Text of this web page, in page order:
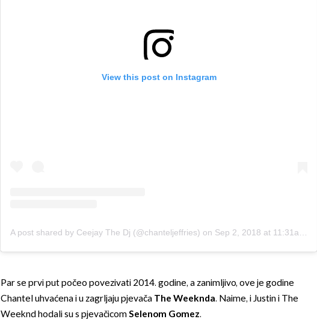
View this post on Instagram
A post shared by Ceejay The Dj (@chanteljeffries) on Sep 2, 2018 at 11:31am PDT
Par se prvi put počeo povezivati 2014. godine, a zanimljivo, ove je godine
Chantel uhvaćena i u zagrljaju pjevača The Weeknda. Naime, i Justin i The
Weeknd hodali su s pjevačicomSelenom Gomez.